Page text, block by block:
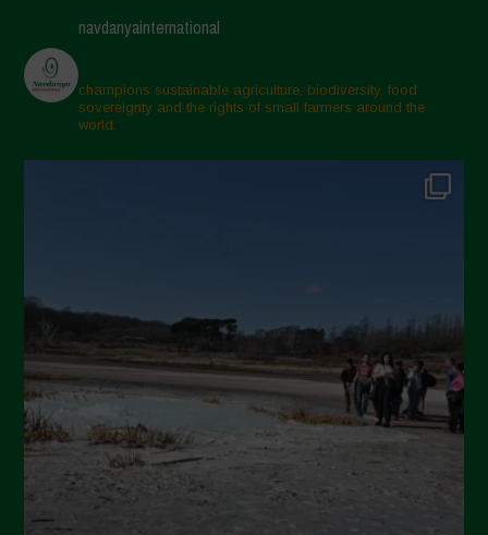
navdanyainternational
champions sustainable agriculture, biodiversity, food
sovereignty and the rights of small farmers around the
world.